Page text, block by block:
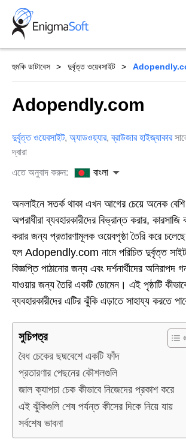
Skip
content
হুমকি ডাটাবেস দুর্বৃত্ত ওয়েবসাইট
Adopendly.com
দুর্বৃত্ত ওয়েবসাইট, অ্যাডওয়্যার,ব্রাউজার হাইজ্যাকার
দ্বারা
এতে অনুবাদ করুন:
বাংলা
অনলাইনে সতর্ক থাকা এখন আগের চেয়ে অনেক
অপরাধীরা ব্যবহারকারীদের বিভ্রান্ত করার,
করার জন্য প্রতারণামূলক ওয়েবপৃষ্ঠা তৈরি করে
হল Adopendly.com নামে পরিচিত দুর্বৃত্ত
বিজ্ঞপ্তি পাঠানোর জন্য এবং দর্শনার্থীদের অনিরাপদ
যাওয়ার জন্য তৈরি একটি ডোমেন। এই পৃষ্ঠাটি
ব্যবহারকারীদের এটির ঝুঁকি এড়াতে সাহায্য করতে
সুচিপত্র
বৈধ চেকের ছদ্মবেশে একটি ফাঁদ
প্রতারণার পেছনের কৌশলগুলি
জাল ক্যাপচা চেক কীভাবে নিজেদের প্রকাশ করে
এই ঝুঁকিগুলি শেষ পর্যন্ত কীসের দিকে নিয়ে যায়
সর্বশেষ ভাবনা